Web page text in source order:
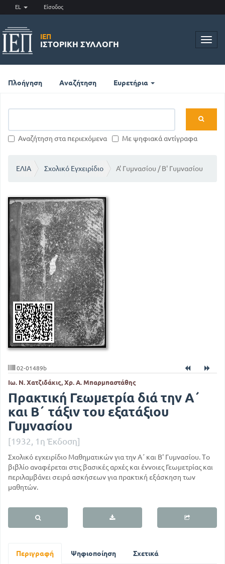
EL Είσοδος
ΙΕΠ
ΙΣΤΟΡΙΚΉ ΣΥΛΛΟΓΉ
Πλοήγηση Αναζήτηση Ευρετήρια
Αναζήτηση στα περιεχόμενα Με ψηφιακά αντίγραφα
ΕΛΙΑ Σχολικό Εγχειρίδιο Α' Γυμνασίου / Β' Γυμνασίου
02-01489b
Ιω. Ν. Χατζιδάκις, Χρ. Α. Μπαρμπαστάθης
Πρακτική Γεωμετρία διά την Α΄
και Β΄ τάξιν του εξατάξιου
Γυμνασίου
[1932, 1η Έκδοση]
Σχολικό εγχειρίδιο Μαθηματικών για την Α΄ και Β' Γυμνασίου. Το
βιβλίο αναφέρεται στις βασικές αρχές και έννοιες Γεωμετρίας και
περιλαμβάνει σειρά ασκήσεων για πρακτική εξάσκηση των
μαθητών.
Περιγραφή Ψηφιοποίηση Σχετικά